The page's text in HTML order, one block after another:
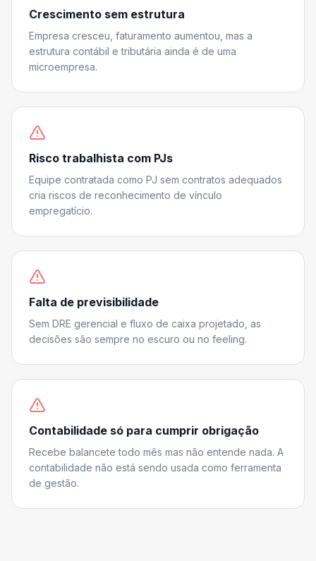
Crescimento sem estrutura
Empresa cresceu, faturamento aumentou, mas a
estrutura contábil e tributária ainda é de uma
microempresa.
Risco trabalhista com PJs
Equipe contratada como PJ sem contratos adequados
cria riscos de reconhecimento de vínculo
empregatício.
Falta de previsibilidade
Sem DRE gerencial e fluxo de caixa projetado, as
decisões são sempre no escuro ou no feeling.
Contabilidade só para cumprir obrigação
Recebe balancete todo mês mas não entende nada. A
contabilidade não está sendo usada como ferramenta
de gestão.